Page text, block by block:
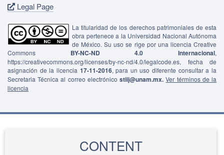
Legal Page
La titularidad de los derechos patrimoniales de esta
obra pertenece a la Universidad Nacional Autónoma
de México. Su uso se rige por una licencia Creative
Commons BY-NC-ND 4.0 Internacional,
https://creativecommons.org/licenses/by-nc-nd/4.0/legalcode.es, fecha de
asignación de la licencia 17-11-2016, para un uso diferente consultar a la
Secretaria Técnica al correo electrónicostiij@unam.mx. Ver términos de la
licencia
CONTENT